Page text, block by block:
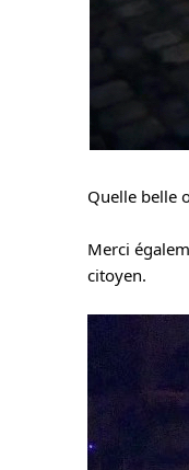
Quelle belle
Merci
citoyen.